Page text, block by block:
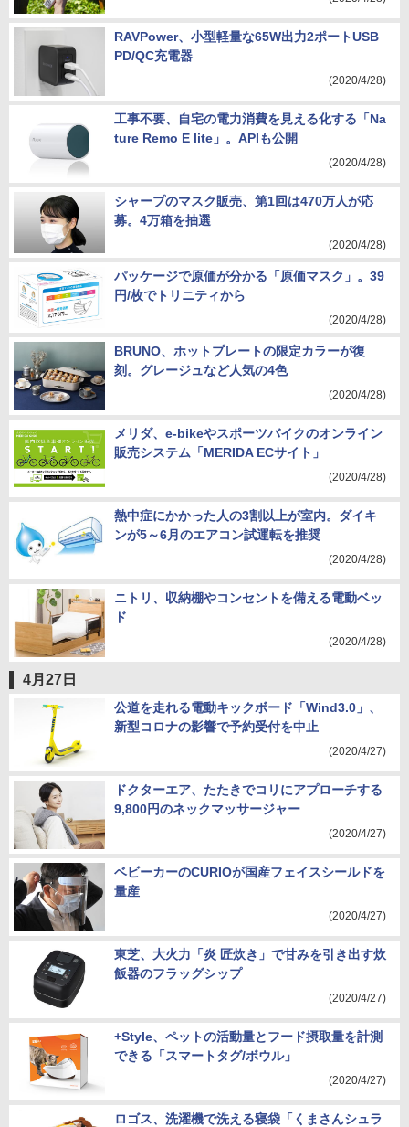
RAVPower、小型軽量な65W出力2ポートUSB
PD/QC充電器
(2020/4/28)
工事不要、自宅の電力消費を見える化する「Na
ture Remo E lite」。APIも公開
(2020/4/28)
シャープのマスク販売、第1回は470万人が応
募。4万箱を抽選
(2020/4/28)
パッケージで原価が分かる「原価マスク」。39
円/枚でトリニティから
(2020/4/28)
BRUNO、ホットプレートの限定カラーが復
刻。グレージュなど人気の4色
(2020/4/28)
メリダ、e-bikeやスポーツバイクのオンライン
販売システム「MERIDA ECサイト」
(2020/4/28)
熱中症にかかった人の3割以上が室内。ダイキ
ンが5～6月のエアコン試運転を推奨
(2020/4/28)
ニトリ、収納棚やコンセントを備える電動ベッ
ド
(2020/4/28)
4月27日
公道を走れる電動キックボード「Wind3.0」、
新型コロナの影響で予約受付を中止
(2020/4/27)
ドクターエア、たたきでコリにアプローチする
9,800円のネックマッサージャー
(2020/4/27)
ベビーカーのCURIOが国産フェイスシールドを
量産
(2020/4/27)
東芝、大火力「炎 匠炊き」で甘みを引き出す炊
飯器のフラッグシップ
(2020/4/27)
+Style、ペットの活動量とフード摂取量を計測
できる「スマートタグ/ボウル」
(2020/4/27)
ロゴス、洗濯機で洗える寝袋「くまさんシュラ